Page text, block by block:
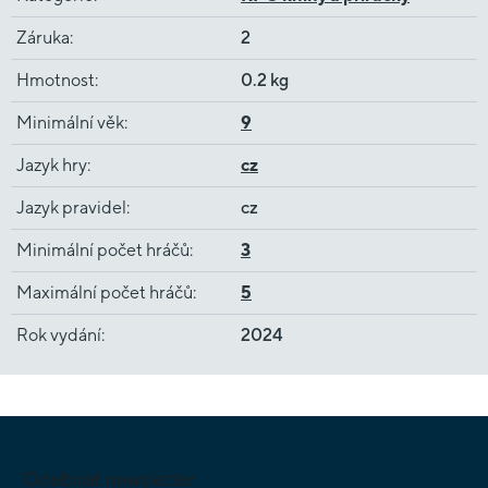
Záruka: 2
Hmotnost: 0.2 kg
Minimální věk: 9
Jazyk hry: cz
Jazyk pravidel : cz
Minimální počet hráčů: 3
Maximální počet hráčů: 5
Rok vydání: 2024
Odebírat newsletter